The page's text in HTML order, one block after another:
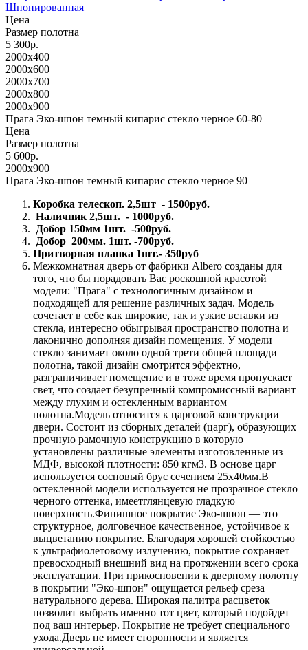
Шпонированная
Цена
Размер полотна
5 300р.
2000x400
2000x600
2000x700
2000x800
2000x900
Прага Эко-шпон темный кипарис стекло черное 60-80
Цена
Размер полотна
5 600р.
2000x900
Прага Эко-шпон темный кипарис стекло черное 90
Коробка телескоп. 2,5шт - 1500руб.
Наличник 2,5шт. - 1000руб.
Добор 150мм 1шт. -500руб.
Добор 200мм. 1шт. -700руб.
Притворная планка 1шт.- 350руб
Межкомнатная дверь от фабрики Albero созданы для
того, что бы порадовать Вас роскошной красотой
модели: "Прага" с технологичным дизайном и
подходящей для решение различных задач. Модель
сочетает в себе как широкие, так и узкие вставки из
стекла, интересно обыгрывая пространство полотна и
лаконично дополняя дизайн помещения. У модели
стекло занимает около одной трети общей площади
полотна, такой дизайн смотрится эффектно,
разграничивает помещение и в тоже время пропускает
свет, что создает безупречный компромиссный вариант
между глухим и остекленным вариантом
полотна.Модель относится к царговой конструкции
двери. Состоит из сборных деталей (царг), образующих
прочную рамочную конструкцию в которую
установлены различные элементы изготовленные из
МДФ, высокой плотности: 850 кгм3. В основе царг
используется сосновый брус сечением 25х40мм.В
остекленной модели используется не прозрачное стекло
черного оттенка, имеетглянцевую гладкую
поверхность.Финишное покрытие Эко-шпон — это
структурное, долговечное качественное, устойчивое к
выцветанию покрытие. Благодаря хорошей стойкостью
к ультрафиолетовому излучению, покрытие сохраняет
превосходный внешний вид на протяжении всего срока
эксплуатации. При прикосновении к дверному полотну
в покрытии "Эко-шпон" ощущается рельеф среза
натурального дерева. Широкая палитра расцветок
позволит выбрать именно тот цвет, который подойдет
под ваш интерьер. Покрытие не требует специального
ухода.Дверь не имеет сторонности и является